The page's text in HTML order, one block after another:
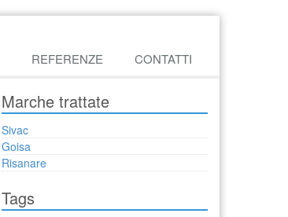
REFERENZE CONTATTI
Marche trattate
Sivac
Goisa
Risanare
Tags